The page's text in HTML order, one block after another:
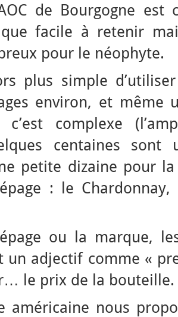
de Bourgogne est
facile à retenir
pour le néophyte.
plus simple
environ, et même
complexe
centaines
petite dizaine pour
: le
ou la marque,
un adjectif comme «
le prix de la bouteille.
américaine nous